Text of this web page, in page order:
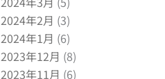
2024年2月 (3)
2024年1月 (6)
2023年12月 (8)
2023年11月 (6)